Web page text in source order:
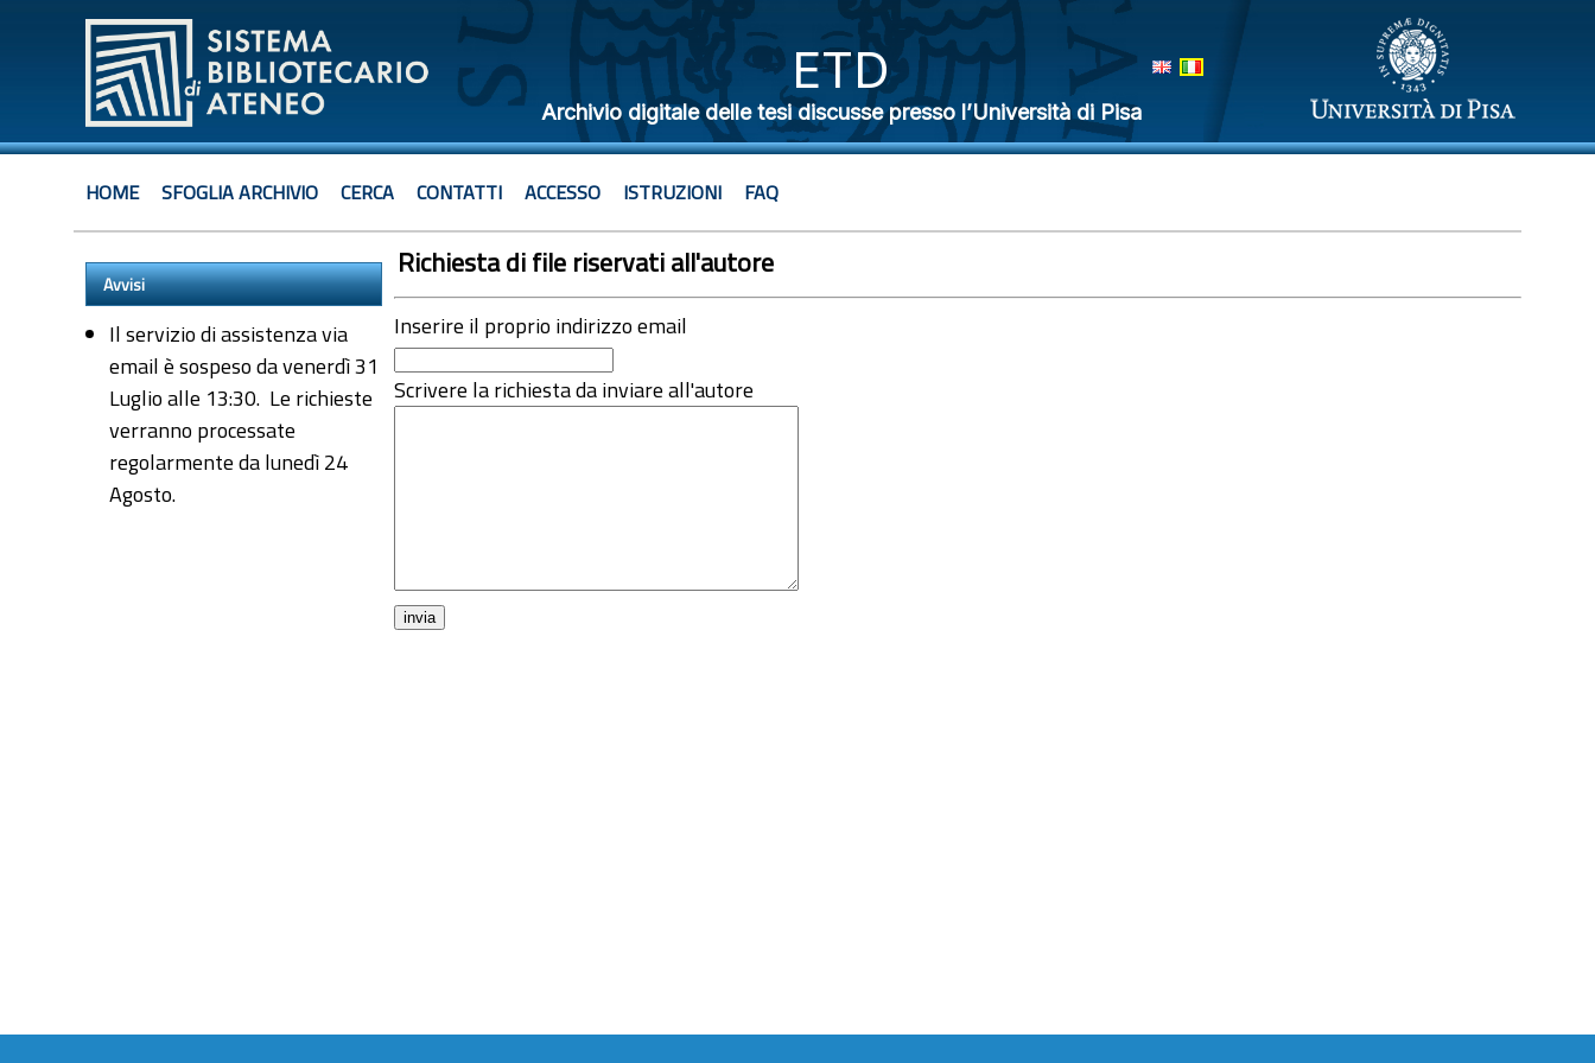
ETD
Archivio digitale delle tesi discusse presso l’Università di Pisa
HOME SFOGLIA ARCHIVIO CERCA CONTATTI ACCESSO ISTRUZIONI FAQ
Avvisi
Il servizio di assistenza via
email è sospeso da venerdì 31
Luglio alle 13:30. Le richieste
verranno processate
regolarmente da lunedì 24
Agosto.
Richiesta di file riservati all'autore
Inserire il proprio indirizzo email
Scrivere la richiesta da inviare all'autore